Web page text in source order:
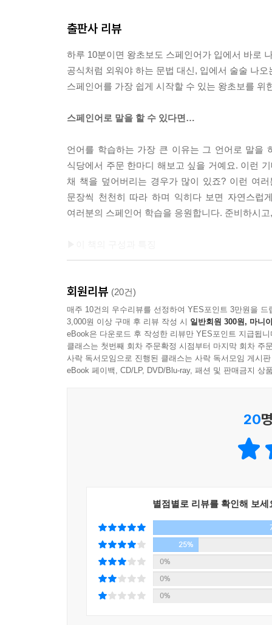
출판사 리뷰
하루 10분이면 왕초보도 스페인어가 입에서 바로
공식처럼 외워야 하는 문법 대신, 입에서 술술 나
스페인어를 가장 쉽게 시작할 수 있는 왕초보를 위
스페인어로 말을 할 수 있다면…
언어를 학습하는 가장 큰 이유는 그 언어로 말을
식당에서 주문 한마디 해보고 싶을 거예요. 이런
채 책을 덮어버리는 경우가 많이 있죠? 이런 여
문장씩 천천히 따라 하며 익히다 보면 자연스럽
여러분의 스페인어 학습을 응원합니다. 준비하시
스페인어를 처음 접하는 학습자를 위해 스페인
스페인어 학습에 기본기를 다질 수 있습니다.
▷2분 만에 초간단 개념 잡기
해당 단원에서 배울 패턴에 대한 설명을 이해하기
핵심 패턴을 익히고 회화 상황에 적용해서 좀 더
배운 표현을 직접 써 보면서 학습 내용을 익혀 볼
▷Review와 문화
문제를 풀어 보면서 앞서 배운 표현을 점검해
있습니다.
▷동영상 자료 및 음성 자료
회원리뷰 (20건)
매주 10건의 우수리뷰를 선정하여 YES포인트 3만원을 드
3,000원 이상 구매 후 리뷰 작성 시 일반회원 300원, 마니
eBook은 다운로드 후 작성한 리뷰만 YES포인트 지급됩니
클래스는 첫번째 회차 주문확정 시점부터 마지막 회차 주
사락 독서모임으로 진행된 클래스는 사락 독서모임 게시
eBook 페이백, CD/LP, DVD/Blu-ray, 패션 및 판매금지 상
20
별점별로 리뷰를 확인해 보세
25%
0%
0%
0%